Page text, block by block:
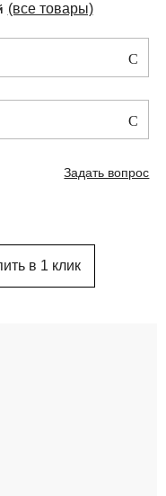
(все товары)
Задать вопрос
в 1 клик